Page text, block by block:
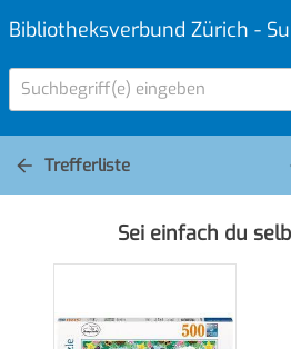
Bibliotheksverbund Zürich -
Suchbegriff(e) eingeben
Trefferliste
Sei einfach du